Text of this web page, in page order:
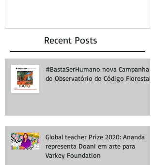
Recent Posts
#BastaSerHumano nova Campanha
do Observatório do Código Florestal
Global teacher Prize 2020: Ananda
representa Doani em arte para
Varkey Foundation